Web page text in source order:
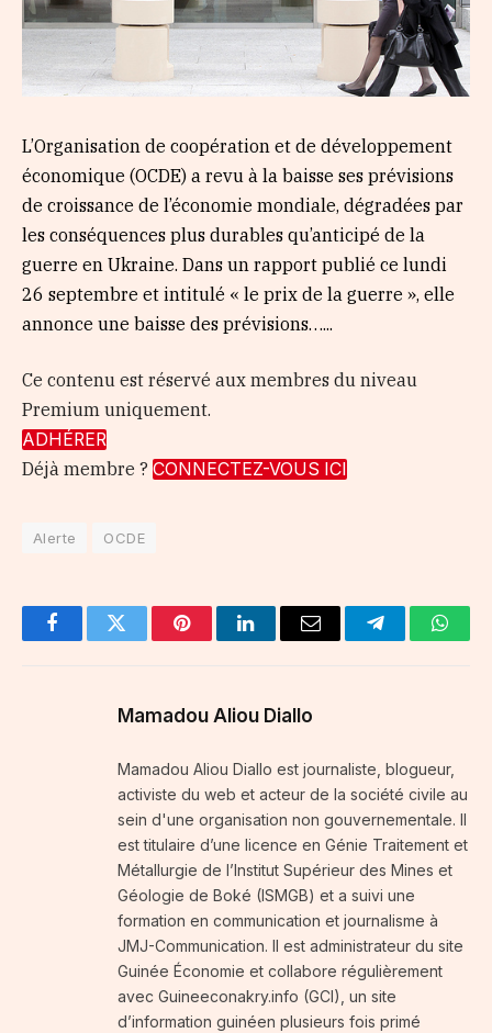
L’Organisation de coopération et de développement
économique (OCDE) a revu à la baisse ses prévisions
de croissance de l’économie mondiale, dégradées par
les conséquences plus durables qu’anticipé de la
guerre en Ukraine. Dans un rapport publié ce lundi
26 septembre et intitulé « le prix de la guerre », elle
annonce une baisse des prévisions…...
Ce contenu est réservé aux membres du niveau
Premium uniquement.
ADHÉRER
Déjà membre ? CONNECTEZ-VOUS ICI
Alerte OCDE
FacebookTwitter PinterestLinkedInEmail Telegram
Mamadou Aliou Diallo
Mamadou Aliou Diallo est journaliste, blogueur,
activiste du web et acteur de la société civile au
sein d'une organisation non gouvernementale. Il
est titulaire d’une licence en Génie Traitement et
Métallurgie de l’Institut Supérieur des Mines et
Géologie de Boké (ISMGB) et a suivi une
formation en communication et journalisme à
JMJ-Communication. Il est administrateur du site
Guinée Économie et collabore régulièrement
avec Guineeconakry.info (GCI), un site
d’information guinéen plusieurs fois primé